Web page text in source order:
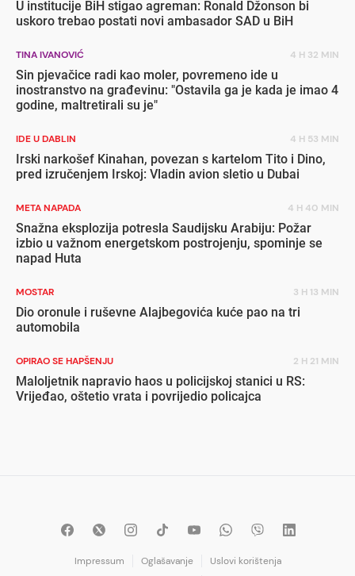
U institucije BiH stigao agreman: Ronald Džonson bi
uskoro trebao postati novi ambasador SAD u BiH
TINA IVANOVIĆ 4 H 32 MIN
Sin pjevačice radi kao moler, povremeno ide u
inostranstvo na građevinu: "Ostavila ga je kada je imao 4
godine, maltretirali su je"
IDE U DABLIN 4 H 53 MIN
Irski narkošef Kinahan, povezan s kartelom Tito i Dino,
pred izručenjem Irskoj: Vladin avion sletio u Dubai
META NAPADA 4 H 40 MIN
Snažna eksplozija potresla Saudijsku Arabiju: Požar
izbio u važnom energetskom postrojenju, spominje se
napad Huta
MOSTAR 3 H 13 MIN
Dio oronule i ruševne Alajbegovića kuće pao na tri
automobila
OPIRAO SE HAPŠENJU 2 H 21 MIN
Maloljetnik napravio haos u policijskoj stanici u RS:
Vrijeđao, oštetio vrata i povrijedio policajca
Impressum Oglašavanje
Uslovi korištenja